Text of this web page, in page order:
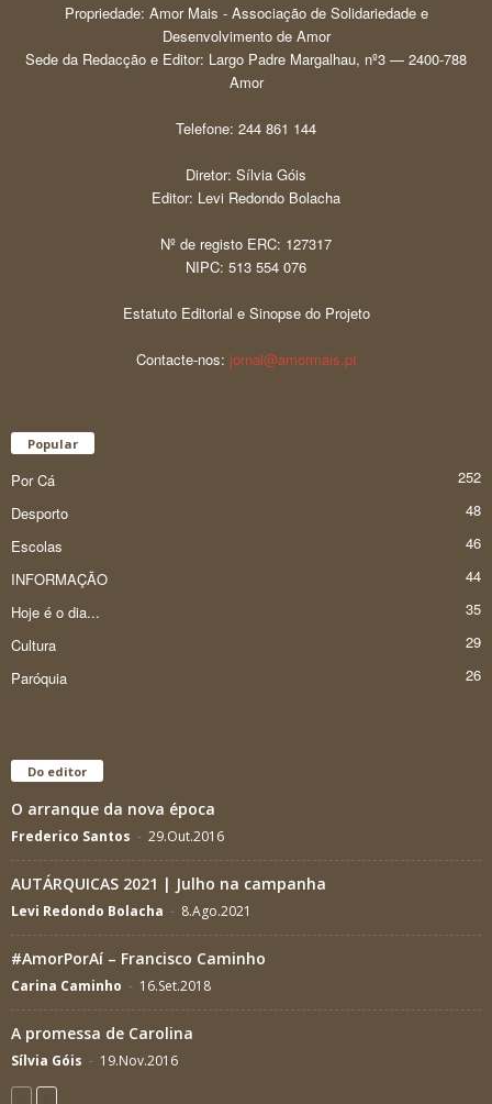
Propriedade: Amor Mais - Associação de Solidariedade e
Desenvolvimento de Amor
Sede da Redacção e Editor: Largo Padre Margalhau, nº3 — 2400-788
Amor
Telefone: 244 861 144
Diretor: Sílvia Góis
Editor: Levi Redondo Bolacha
Nº de registo ERC: 127317
NIPC: 513 554 076
Estatuto Editorial e Sinopse do Projeto
Contacte-nos: jornal@amormais.pt
Popular
Por Cá
252
Desporto
48
Escolas
46
INFORMAÇÃO
44
Hoje é o dia...
35
Cultura
29
Paróquia
26
Do editor
O arranque da nova época
Frederico Santos - 29.Out.2016
AUTÁRQUICAS 2021 | Julho na campanha
Levi Redondo Bolacha - 8.Ago.2021
#AmorPorAí – Francisco Caminho
Carina Caminho - 16.Set.2018
A promessa de Carolina
Sílvia Góis - 19.Nov.2016